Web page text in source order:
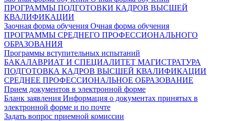
ПРОГРАММЫ ПОДГОТОВКИ КАДРОВ ВЫСШЕЙ
КВАЛИФИКАЦИИ
Заочная форма обучения Очная форма обучения
ПРОГРАММЫ СРЕДНЕГО ПРОФЕССИОНАЛЬНОГО
ОБРАЗОВАНИЯ
Программы вступительных испытаний
БАКАЛАВРИАТ И СПЕЦИАЛИТЕТ МАГИСТРАТУРА
ПОДГОТОВКА КАДРОВ ВЫСШЕЙ КВАЛИФИКАЦИИ
СРЕДНЕЕ ПРОФЕССИОНАЛЬНОЕ ОБРАЗОВАНИЕ
Прием документов в электронной форме
Бланк заявления Информация о документах принятых в
электронной форме и по почте
Задать вопрос приемной комиссии